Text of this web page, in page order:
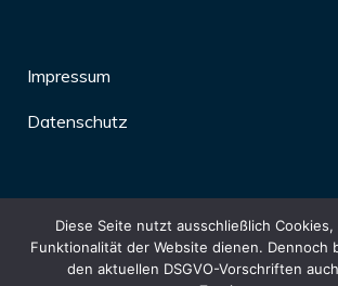
Impressum
Datenschutz
Diese Seite nutzt ausschließlich
Funktionalität der Website dienen. Dennoch
den aktuellen DSGVO-Vorschriften